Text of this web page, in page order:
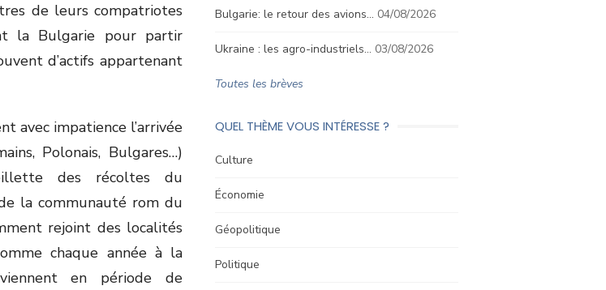
de leurs compatriotes
la Bulgarie pour partir
d’actifs appartenant
avec impatience l’arrivée
Polonais, Bulgares…)
des récoltes du
la communauté rom du
rejoint des localités
chaque année à la
en période de
Bulgarie: le retour des avions… 04/08/2026
Ukraine : les agro-industriels… 03/08/2026
Toutes les brèves
QUEL THÈME VOUS INTÉRESSE ?
Culture
Économie
Géopolitique
Politique